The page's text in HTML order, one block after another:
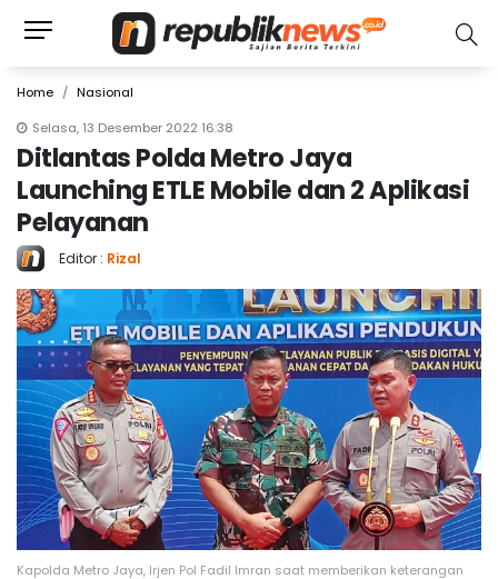
Home
Nasional
Selasa, 13 Desember 2022 16:38
Ditlantas Polda Metro Jaya
Launching ETLE Mobile dan 2 Aplikasi
Pelayanan
Editor : Rizal
Kapolda Metro Jaya, Irjen Pol Fadil Imran saat memberikan keterangan